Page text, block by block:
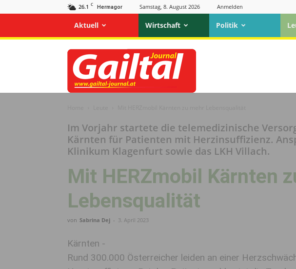
26.1 C Hermagor Samstag, 8. August 2026 Anmelden
Aktuell Wirtschaft Politik
Gailtal
Journal
Im Vorjahr startete die telemedizinische
Kärnten für Patienten mit Herzinsuffizienz.
Klinikum Klagenfurt sowie das LKH Villach.
Mit HERZmobil Kärnten
Lebensqualität
von Sabrina Dej - 3. April 2023
Kärnten -
Rund 300.000 Österreicher leiden an einer